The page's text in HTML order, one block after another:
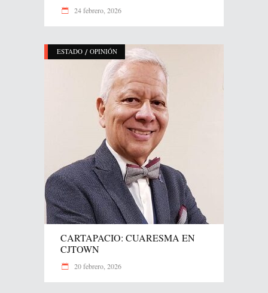
24 febrero, 2026
ESTADO / OPINIÓN
CARTAPACIO: CUARESMA EN
CJTOWN
20 febrero, 2026